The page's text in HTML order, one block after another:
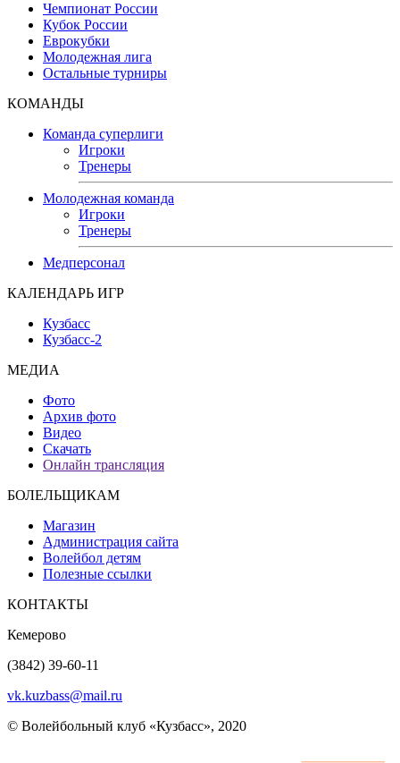
Чемпионат России
Кубок России
Еврокубки
Молодежная лига
Остальные турниры
КОМАНДЫ
Команда суперлиги
Игроки
Тренеры
Молодежная команда
Игроки
Тренеры
Медперсонал
КАЛЕНДАРЬ ИГР
Кузбасс
Кузбасс-2
МЕДИА
Фото
Архив фото
Видео
Скачать
Онлайн трансляция
БОЛЕЛЬЩИКАМ
Магазин
Администрация сайта
Волейбол детям
Полезные ссылки
КОНТАКТЫ
Кемерово
(3842) 39-60-11
vk.kuzbass@mail.ru
© Волейбольный клуб «Кузбасс», 2020